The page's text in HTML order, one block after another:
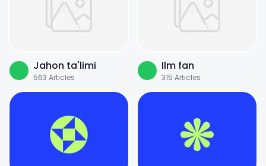
Jahon ta'limi
563 Articles
Ilm fan
315 Articles